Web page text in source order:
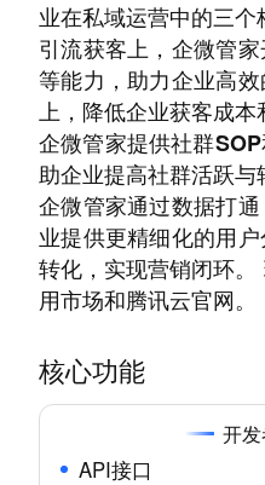
业在私域运营中的三
引流获客上，企微管
等能力，助力企业高
上，降低企业获客成本
企微管家提供社群
助企业提高社群活跃与
企微管家通过数据打
业提供更精细化的用
转化，实现营销闭环
用市场和腾讯云官网。
核心功能
开
API接口